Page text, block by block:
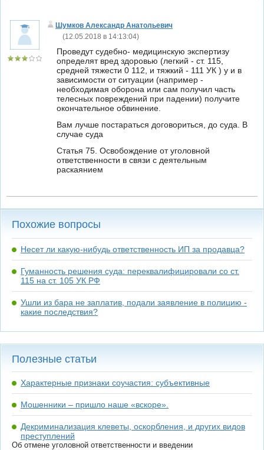
Шумков Александр Анатольевич
(12.05.2018 в 14:13:04)
Проведут судебно- медицинскую экспертизу
определят вред здоровью (легкий - ст. 115,
средней тяжести 0 112, и тяжкий - 111 УК ) у и в
зависимости от ситуации (например -
необходимая оборона или сам получил часть
телесных повреждений при падении) получите
окончательное обвинение.
Вам лучше постараться договориться, до суда. В
случае суда
Статья 75. Освобождение от уголовной
ответственности в связи с деятельным
раскаянием
Похожие вопросы
Несет ли какую-нибудь ответственность ИП за продавца?
Гуманность решения суда: переквалифицировали со ст.
115 на ст. 105 УК РФ
Ушли из бара не заплатив, подали заявление в полицию -
какие последствия?
Полезные статьи
Характерные признаки соучастия: субъективные
Мошенники – пришло наше «вскоре».
Декриминализация клеветы, оскорбления, и других видов
преступлений
Об отмене уголовной ответственности и введении